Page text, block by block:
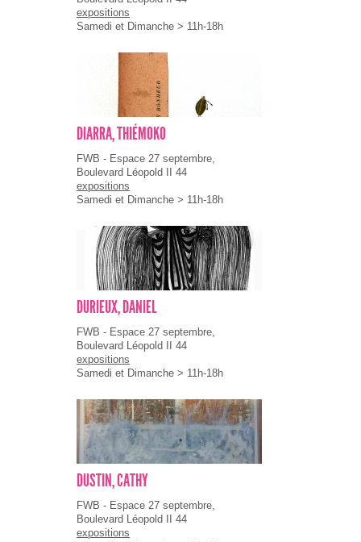
expositions
Samedi et Dimanche > 11h-18h
DIARRA, THIÉMOKO
FWB - Espace 27 septembre,
Boulevard Léopold II 44
expositions
Samedi et Dimanche > 11h-18h
DURIEUX, DANIEL
FWB - Espace 27 septembre,
Boulevard Léopold II 44
expositions
Samedi et Dimanche > 11h-18h
DUSTIN, CATHY
FWB - Espace 27 septembre,
Boulevard Léopold II 44
expositions